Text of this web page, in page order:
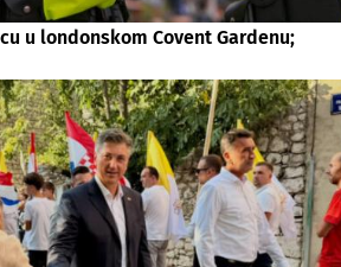
u londonskom Covent Gardenu;